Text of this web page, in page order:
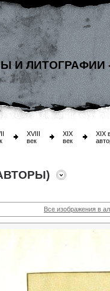
И ЛИТОГРАФИИ
XVIII
век
XIX
век
XIX
Все изображения в